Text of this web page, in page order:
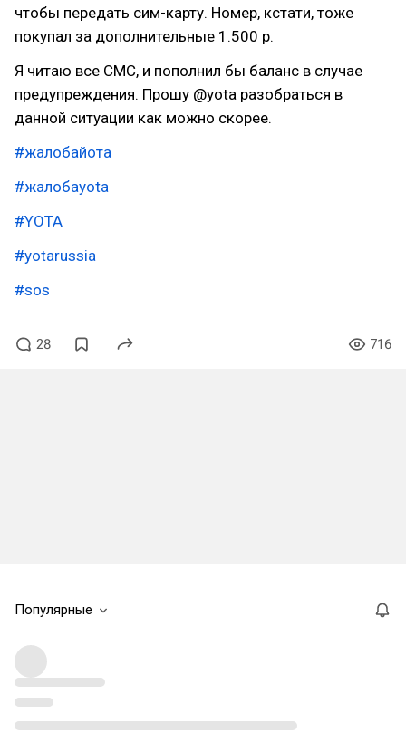
чтобы передать сим-карту. Номер, кстати, тоже
покупал за дополнительные 1.500 р.
Я читаю все СМС, и пополнил бы баланс в случае
предупреждения. Прошу @yota разобраться в
данной ситуации как можно скорее.
#жалобайота
#жалобаyota
#YOTA
#yotarussia
#sos
28 716
Популярные